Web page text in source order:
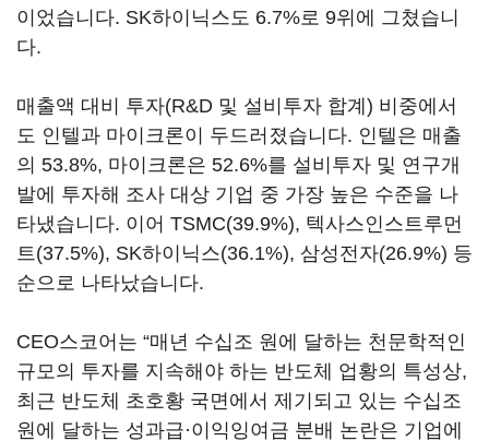
이었습니다. SK하이닉스도 6.7%로 9위에 그쳤습니
다.
매출액 대비 투자(R&D 및 설비투자 합계 ) 비중에서
도 인텔과 마이크론이 두드러졌습니다. 인텔은 매출
의 53.8%, 마이크론은 52.6%를 설비투자 및 연구개
발에 투자해 조사 대상 기업 중 가장 높은 수준을 나
타냈습니다. 이어 TSMC(39.9%), 텍사스인스트루먼
트(37.5%), SK하이닉스(36.1%), 삼성전자(26.9%) 등
순으로 나타났습니다.
CEO스코어는 “매년 수십조 원에 달하는 천문학적인
규모의 투자를 지속해야 하는 반도체 업황의 특성상,
최근 반도체 초호황 국면에서 제기되고 있는 수십조
원에 달하는 성과급·이익잉여금 분배 논란은 기업에